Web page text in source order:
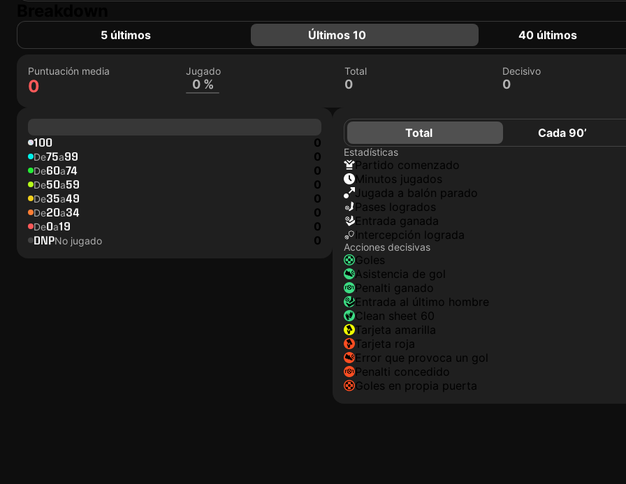
5 últimos Últimos 10 40 últimos
Puntuación media
0
Jugado
0 %
Total
0
Decisivo
0
100 0
De75a99 0
De60a74 0
De50a59 0
De35a49 0
De20a34 0
De0a19 0
DNPNo jugado 0
Total Cada 90’
Estadísticas
partido comenzado
minutos jugados
jugada a balón parado
pases logrados
Entrada ganada
Intercepción lograda
Acciones decisivas
goles
asistencia de gol
Penalti ganado
Entrada al último hombre
clean sheet 60
tarjeta amarilla
tarjeta roja
Error que provoca un gol
Penalti concedido
goles en propia puerta